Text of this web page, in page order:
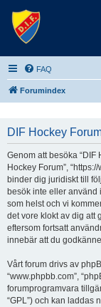
FAQ
Forumindex
DIF Hockey
Genom att besöka “DIF
Hockey Forum”,
binder dig juridiskt till
besök inte eller använd
som helst och vi
det vore klokt av dig att
eftersom fortsatt
innebär att du
Vårt forum drivs av
“www.phpbb.com”,
forumprogramvara
“GPL”) och kan laddas